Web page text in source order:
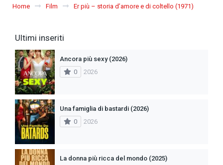
Home Film Er più – storia d’amore e di coltello (1971)
Ultimi inseriti
Ancora più sexy (2026)
0
2026
Una famiglia di bastardi (2026)
0
2026
La donna più ricca del mondo (2025)